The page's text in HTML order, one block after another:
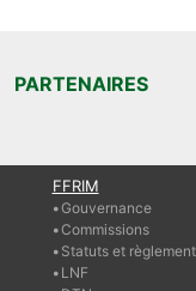
PARTENAIRES
FFRIM
Gouvernance
Commissions
Statuts et
LNF